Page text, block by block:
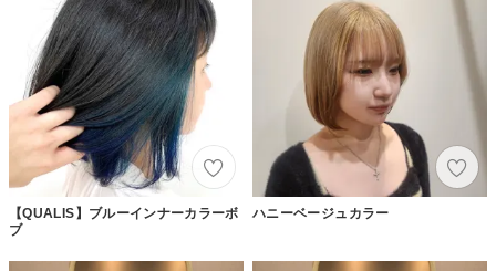
【QUALIS】ブルーインナーカラーボ
ブ
ハニーベージュカラー